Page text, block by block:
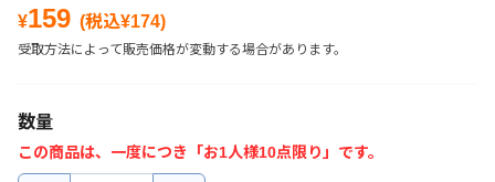
¥159 (税込¥174)
受取方法によって販売価格が変動する場合があります。
数量
この商品は、一度につき「お1人様10点限り」です。